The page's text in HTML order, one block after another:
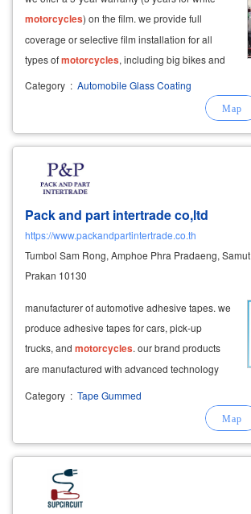
motorcycles) on the film. we provide full
coverage or selective film installation for all
types ofmotorcycles, including big bikes and
scooters.
Category : Automobile Glass Coating
Pack and part intertrade co,ltd
https://www.packandpartintertrade.co.th
Tumbol Sam Rong, Amphoe Phra Pradaeng, Samut
Prakan 10130
manufacturer of automotive adhesive tapes. we
produce adhesive tapes for cars, pick-up
trucks, and motorcycles. our brand products
are manufactured with advanced technology
and cost-effective die-cutting services to meet
Category : Tape Gummed